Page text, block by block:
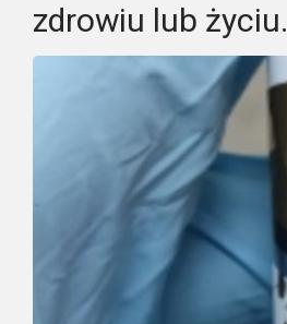
zdrowiu lub życiu.